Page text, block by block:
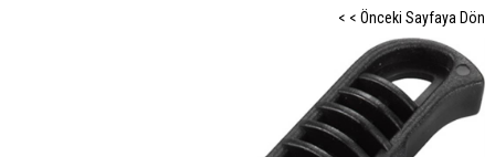
< < Önceki Sayfaya Dön